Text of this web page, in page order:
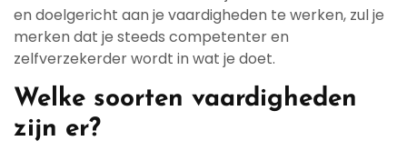
en doelgericht aan je vaardigheden te werken, zul je
merken dat je steeds competenter en
zelfverzekerder wordt in wat je doet.
Welke soorten vaardigheden
zijn er?